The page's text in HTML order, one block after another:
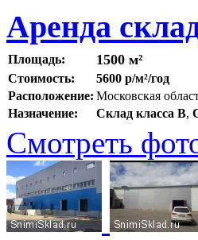
Аренда
Площадь: 1500 м²
Стоимость:
5600 р/м²/год
Расположение: Московская
Назначение:
Склад класса B,
Смотреть